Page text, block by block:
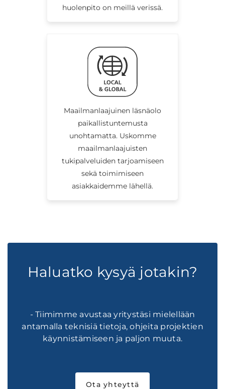
huolenpito on meillä verissä.
Maailmanlaajuinen läsnäolo
paikallistuntemusta
unohtamatta. Uskomme
maailmanlaajuisten
tukipalveluiden tarjoamiseen
sekä toimimiseen
asiakkaidemme lähellä.
Haluatko kysyä jotakin?
- Tiimimme avustaa yritystäsi mielellään
antamalla teknisiä tietoja, ohjeita projektien
käynnistämiseen ja paljon muuta.
Ota yhteyttä